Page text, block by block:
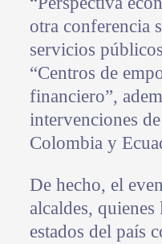
otra conferencia
servicios
“Centros de
financiero”,
intervenciones
Colombia y
De hecho, el
alcaldes,
estados del país